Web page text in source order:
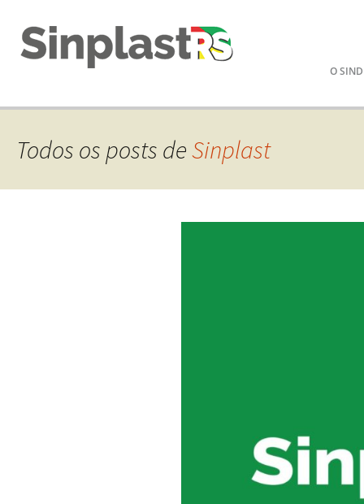
Pular
o
O
Todos os posts deSinplast